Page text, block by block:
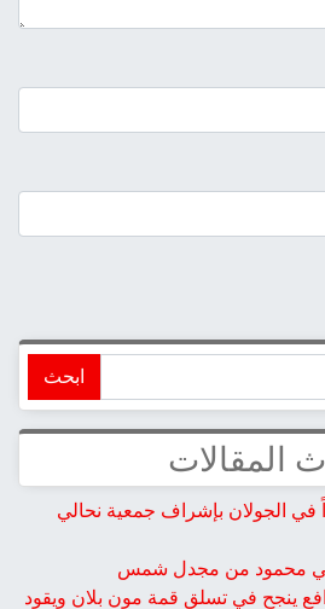
المقالات
جديداً في الجولان بإشراف جمعية نحالي
محمود من مجدل شمس
ينجح في تسلق قمة مون بلان ويقود